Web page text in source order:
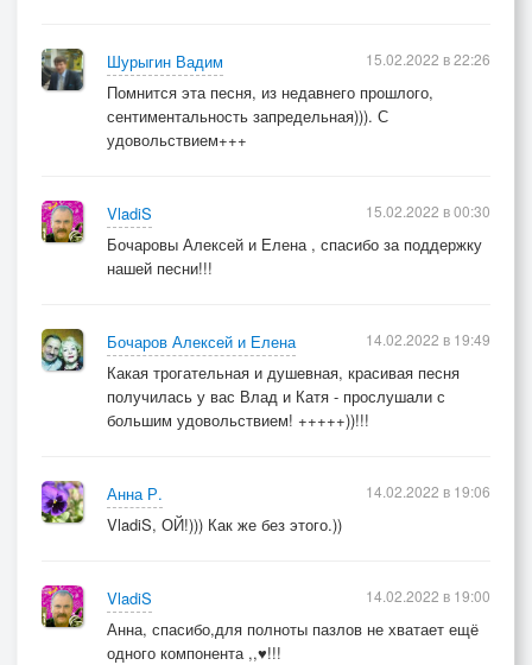
Шурыгин Вадим
Помнится эта песня, из недавнего прошлого,
сентиментальность запредельная))). С
удовольствием+++
15.02.2022 в 22:26
VladiS
Бочаровы Алексей и Елена , спасибо за поддержку
нашей песни!!!
15.02.2022 в 00:30
Бочаров Алексей и Елена
Какая трогательная и душевная, красивая песня
получилась у вас Влад и Катя - прослушали с
большим удовольствием! +++++))!!!
14.02.2022 в 19:49
Анна Р.
VladiS, ОЙ!))) Как же без этого.))
14.02.2022 в 19:06
VladiS
Анна, спасибо,для полноты пазлов не хватает ещё
одного компонента ,,♥️!!!
14.02.2022 в 19:00